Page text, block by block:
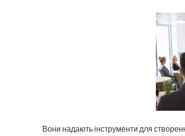
Вони надають інструменти для